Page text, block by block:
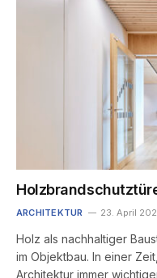
ARCHITEKTUR 23. April
Holz als nachhaltiger
im Objektbau. In einer
Architektur immer